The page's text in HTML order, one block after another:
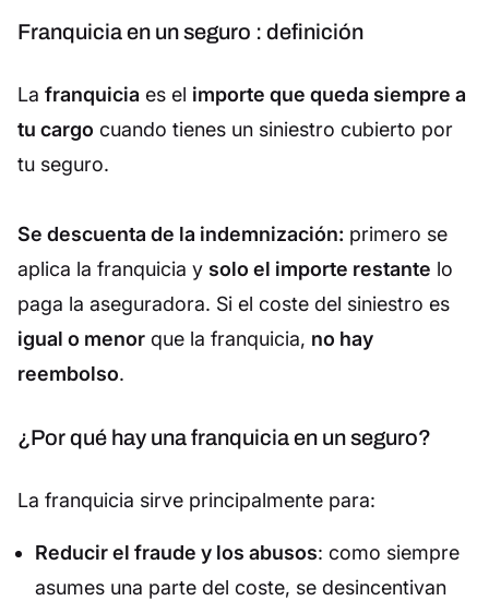
Franquicia en un seguro : definición
La franquicia es el importe que queda siempre a
tu cargo cuando tienes un siniestro cubierto por
tu seguro.
Se descuenta de la indemnización: primero se
aplica la franquicia y solo el importe restante lo
paga la aseguradora. Si el coste del siniestro es
igual o menor que la franquicia, no hay
reembolso.
¿Por qué hay una franquicia en un seguro?
La franquicia sirve principalmente para:
Reducir el fraude y los abusos: como siempre
asumes una parte del coste, se desincentivan